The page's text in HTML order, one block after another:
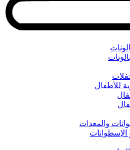
للأطفال
والمعدات
الإسطوانات